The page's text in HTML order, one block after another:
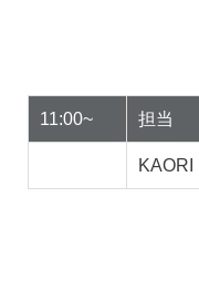
11:00~ 担当
KAORI